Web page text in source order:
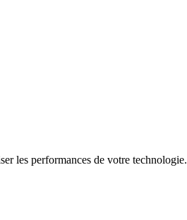
les performances de votre technologie.